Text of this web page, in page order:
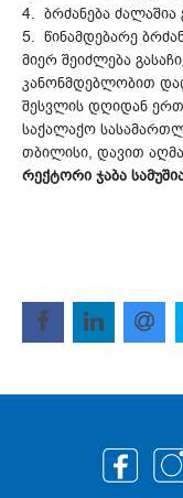
4. ბრძანება ძალაშია
5. წინამდებარე
მიერ შეიძლება
კანონმდებლობით
შესვლის დღიდან
საქალაქო
თბილისი, დავით
რექტორი ჯაბა